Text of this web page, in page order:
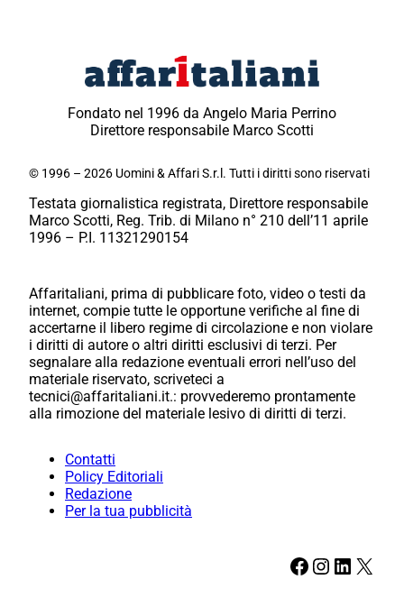
Fondato nel 1996 da Angelo Maria Perrino
Direttore responsabile Marco Scotti
© 1996 – 2026 Uomini & Affari S.r.l. Tutti i diritti sono riservati
Testata giornalistica registrata, Direttore responsabile
Marco Scotti, Reg. Trib. di Milano n° 210 dell’11 aprile
1996 – P.I. 11321290154
Affaritaliani, prima di pubblicare foto, video o testi da
internet, compie tutte le opportune verifiche al fine di
accertarne il libero regime di circolazione e non violare
i diritti di autore o altri diritti esclusivi di terzi. Per
segnalare alla redazione eventuali errori nell’uso del
materiale riservato, scriveteci a
tecnici@affaritaliani.it.: provvederemo prontamente
alla rimozione del materiale lesivo di diritti di terzi.
Contatti
Policy Editoriali
Redazione
Per la tua pubblicità
Facebook Instagram LinkedIn X